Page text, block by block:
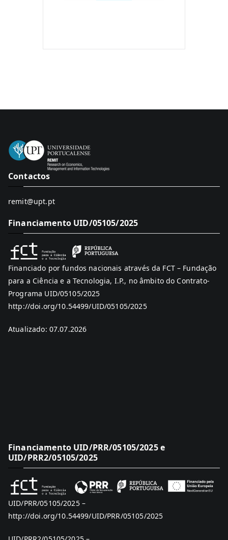
Contactos
remit@upt.pt
Financiamento UID/05105/2025
Financiado por fundos nacionais através da FCT – Fundação
para a Ciência e a Tecnologia, I.P., no âmbito do Contrato-
Programa UID/05105/2025
http://doi.org/10.54499/UID/05105/2025
Atualizado: 07.07.2026
Financiamento UID/PRR/05105/2025 e
UID/PRR2/05105/2025
UID/PRR/05105/2025 –
http://doi.org/10.54499/UID/PRR/05105/2025